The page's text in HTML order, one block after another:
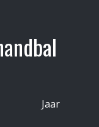
Jaar